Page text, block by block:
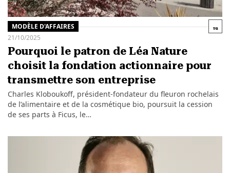
MODÈLE D'AFFAIRES
21/10/2025
Pourquoi le patron de Léa Nature
choisit la fondation actionnaire pour
transmettre son entreprise
Charles Kloboukoff, président-fondateur du fleuron rochelais
de l’alimentaire et de la cosmétique bio, poursuit la cession
de ses parts à Ficus, le…